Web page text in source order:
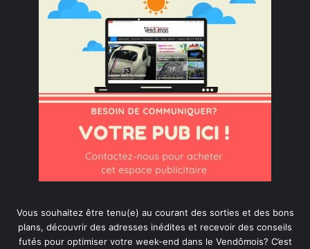
Vous souhaitez être tenu(e) au courant des sorties et des bons
plans, découvrir des adresses inédites et recevoir des conseils
futés pour optimiser votre week-end dans le Vendômois? C’est